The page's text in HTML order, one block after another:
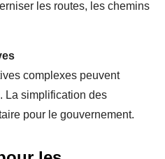
les routes, les chemins
complexes peuvent
La simplification des
pour le gouvernement.